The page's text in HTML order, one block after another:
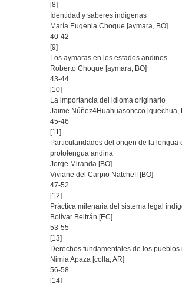
[8]
Identidad y saberes indígenas
María Eugenia Choque [aymara, BO]
40-42
[9]
Los aymaras en los estados andinos
Roberto Choque [aymara, BO]
43-44
[10]
La importancia del idioma originario
Jaime Núñez4Huahuasoncco [quechua,
45-46
[11]
Particularidades del origen de la lengua
protolengua andina
Jorge Miranda [BO]
Viviane del Carpio Natcheff [BO]
47-52
[12]
Práctica milenaria del sistema legal
Bolívar Beltrán [EC]
53-55
[13]
Derechos fundamentales de los
Nimia Apaza [colla, AR]
56-58
[14]